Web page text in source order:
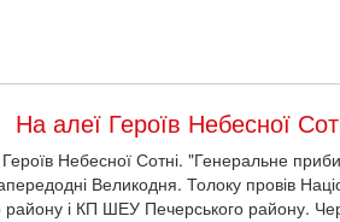
На алеї Героїв Небесної
Небесної Сотні. "Генеральне
Великодня. Толоку провів
і КП ШЕУ Печерського району.